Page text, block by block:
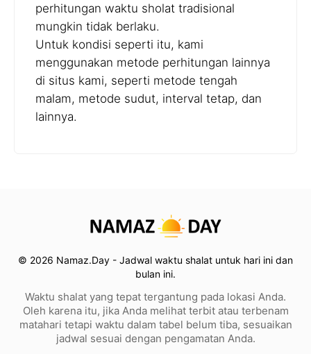
perhitungan waktu sholat tradisional
mungkin tidak berlaku.
Untuk kondisi seperti itu, kami
menggunakan metode perhitungan lainnya
di situs kami, seperti metode tengah
malam, metode sudut, interval tetap, dan
lainnya.
© 2026 Namaz.Day - Jadwal waktu shalat untuk hari ini dan
bulan ini.
Waktu shalat yang tepat tergantung pada lokasi Anda.
Oleh karena itu, jika Anda melihat terbit atau terbenam
matahari tetapi waktu dalam tabel belum tiba, sesuaikan
jadwal sesuai dengan pengamatan Anda.